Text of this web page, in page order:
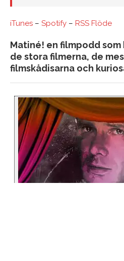
iTunes – Spotify – RSS Flöde
Matiné! en filmpodd
de stora filmerna, de
filmskådisarna och